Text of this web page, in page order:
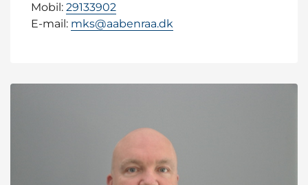
Mobil: 29133902
E-mail: mks@aabenraa.dk